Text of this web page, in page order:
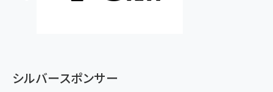
シルバースポンサー